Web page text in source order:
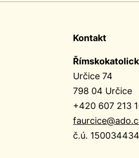
Kontakt
Určice 74
798 04 Určice
+420 607 213
č.ú.